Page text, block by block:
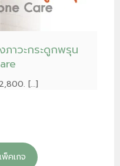
าวะกระดูกพรุน
[…]
พ็คเกจ